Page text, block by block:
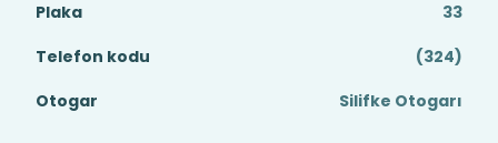
Plaka
33
Telefon kodu
(324)
Otogar
Silifke Otogarı